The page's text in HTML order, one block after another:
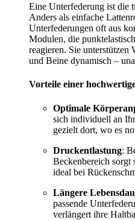
Eine Unterfederung ist die
Anders als einfache
Unterfederungen oft aus
Modulen, die
reagieren. Sie unterstützen
und Beine dynamisch –
Vorteile einer
Optimale
sich individuell an
gezielt dort, wo es
Druckentlastung:
Beckenbereich sorgt
ideal bei
Längere
passende
verlängert ihre